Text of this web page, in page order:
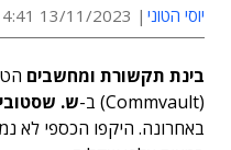
יוסי הטוני 13/11/2023 14:41
בינת תקשורת ומחשבים
(Commvault) ב-
ש.
באחרונה. היקפו הכספי לא